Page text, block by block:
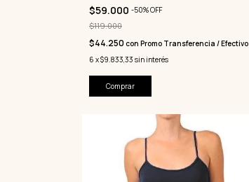
$59.000 -50%OFF
$119.000
$44.250 con Promo Transferencia / Efectivo
6 x$9.833,33 sin interés
Comprar